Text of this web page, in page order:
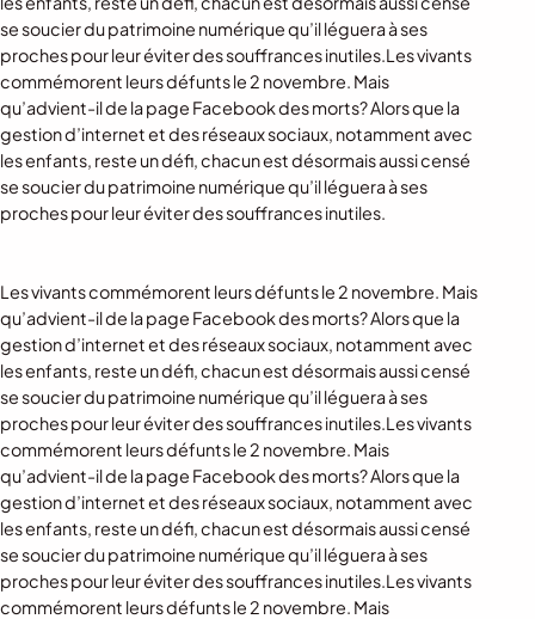
se soucier du patrimoine numérique qu’il léguera à ses
proches pour leur éviter des souffrances inutiles.Les vivants
commémorent leurs défunts le 2 novembre. Mais
qu’advient-il de la page Facebook des morts? Alors que la
gestion d’internet et des réseaux sociaux, notamment avec
les enfants, reste un défi, chacun est désormais aussi censé
se soucier du patrimoine numérique qu’il léguera à ses
proches pour leur éviter des souffrances inutiles.
Les vivants commémorent leurs défunts le 2 novembre. Mais
qu’advient-il de la page Facebook des morts? Alors que la
gestion d’internet et des réseaux sociaux, notamment avec
les enfants, reste un défi, chacun est désormais aussi censé
se soucier du patrimoine numérique qu’il léguera à ses
proches pour leur éviter des souffrances inutiles.Les vivants
commémorent leurs défunts le 2 novembre. Mais
qu’advient-il de la page Facebook des morts? Alors que la
gestion d’internet et des réseaux sociaux, notamment avec
les enfants, reste un défi, chacun est désormais aussi censé
se soucier du patrimoine numérique qu’il léguera à ses
proches pour leur éviter des souffrances inutiles.Les vivants
commémorent leurs défunts le 2 novembre. Mais